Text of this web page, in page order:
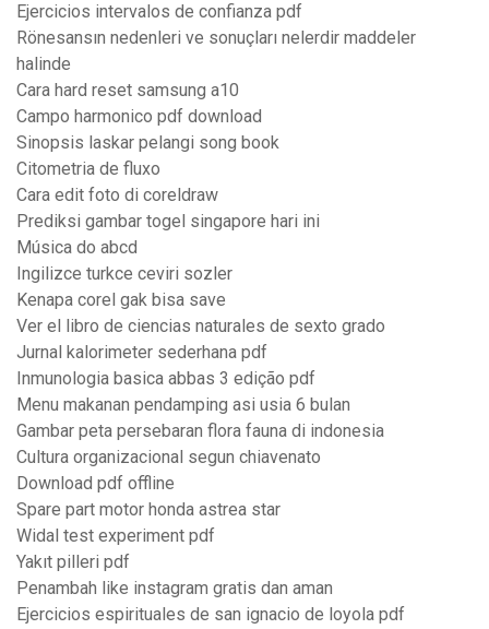
Ejercicios intervalos de confianza pdf
Rönesansın nedenleri ve sonuçları nelerdir maddeler
halinde
Cara hard reset samsung a10
Campo harmonico pdf download
Sinopsis laskar pelangi song book
Citometria de fluxo
Cara edit foto di coreldraw
Prediksi gambar togel singapore hari ini
Música do abcd
Ingilizce turkce ceviri sozler
Kenapa corel gak bisa save
Ver el libro de ciencias naturales de sexto grado
Jurnal kalorimeter sederhana pdf
Inmunologia basica abbas 3 edição pdf
Menu makanan pendamping asi usia 6 bulan
Gambar peta persebaran flora fauna di indonesia
Cultura organizacional segun chiavenato
Download pdf offline
Spare part motor honda astrea star
Widal test experiment pdf
Yakıt pilleri pdf
Penambah like instagram gratis dan aman
Ejercicios espirituales de san ignacio de loyola pdf